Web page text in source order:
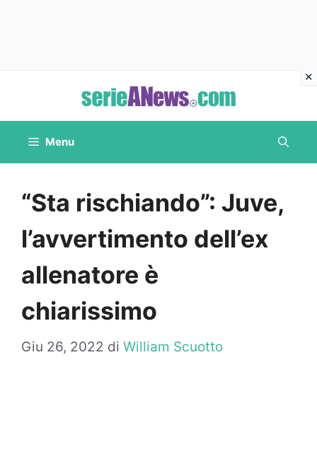
contenuto
Menu
“Sta rischiando”: Juve,
l’avvertimento dell’ex
allenatore è
chiarissimo
Giu 26, 2022 di William Scuotto